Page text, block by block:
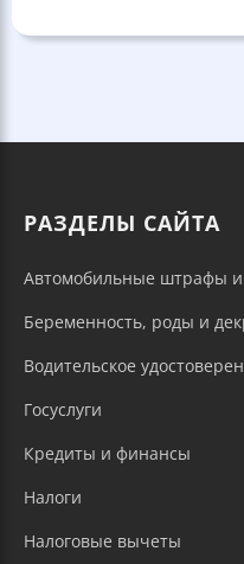
РАЗДЕЛЫ САЙТА
Автомобильные штрафы
Беременность, роды и
Водительское
Госуслуги
Кредиты и финансы
Налоги
Налоговые вычеты